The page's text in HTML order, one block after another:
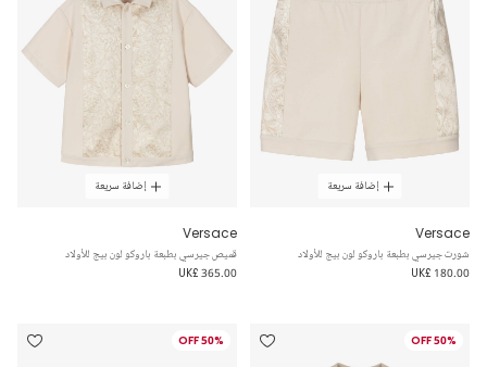
إضافة سريعة
Versace
شورت جيرسي بطبعة باروكو لون بيج للأولاد
UK£ 180.00
إضافة سريعة
Versace
قميص جيرسي بطبعة باروكو لون بيج للأولاد
UK£ 365.00
50% OFF
50% OFF